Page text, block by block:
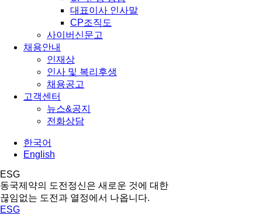
대표이사 인사말
CP조직도
사이버신문고
채용안내
인재상
인사 및 복리후생
채용공고
고객센터
뉴스&공지
전화상담
한국어
English
ESG
동국제약의 도전정신은 새로운 것에 대한
끊임없는 도전과 열정에서 나옵니다.
ESG